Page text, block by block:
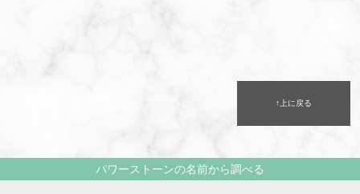
↑上に戻る
パワーストーンの名前から調べる